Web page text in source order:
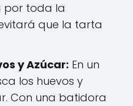
por toda la
que la tarta
y Azúcar: En un
los huevos y
Con una batidora